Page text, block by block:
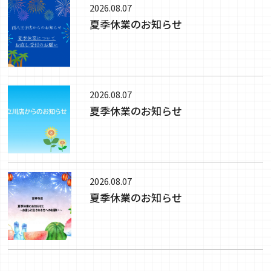
2026.08.07
夏季休業のお知らせ
2026.08.07
夏季休業のお知らせ
2026.08.07
夏季休業のお知らせ